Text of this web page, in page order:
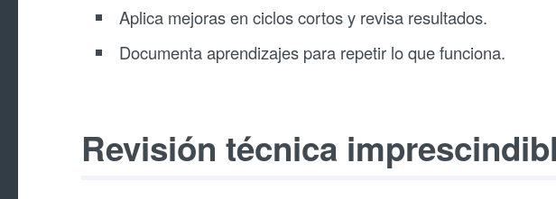
Aplica mejoras en ciclos cortos y revisa resultados.
Documenta aprendizajes para repetir lo que funciona.
Revisión técnica